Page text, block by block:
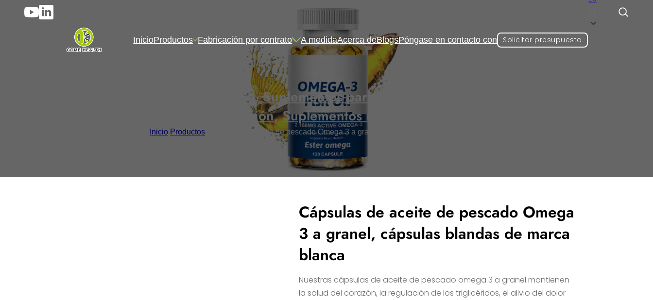
InicioProductos Fabricación por contrato A medidaAcerca deBlogsPóngase en contacto con Solicitar presupuesto
Suplementos de gelatina blanda,Suplementos para la salud y el bienestar
protección,Suplementos nutricionales
Inicio Productos/ Cápsulas de aceite de pescado Omega 3 a granel, cápsulas blandas de marca blanca
Cápsulas de aceite de pescado Omega
3 a granel, cápsulas blandas de marca
blanca
Nuestras cápsulas de aceite de pescado omega 3 a granel mantienen
la salud del corazón, la regulación de los triglicéridos, el alivio del dolor